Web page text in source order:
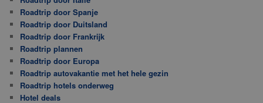
Roadtrip door Spanje
Roadtrip door Duitsland
Roadtrip door Frankrijk
Roadtrip plannen
Roadtrip door Europa
Roadtrip autovakantie met het hele gezin
Roadtrip hotels onderweg
Hotel deals